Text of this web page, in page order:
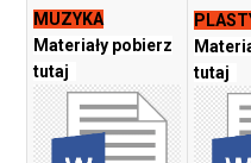
MUZYKA
Materiały pobierz
tutaj
tutaj